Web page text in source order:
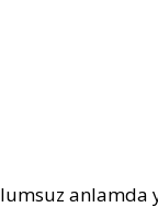
anlamda